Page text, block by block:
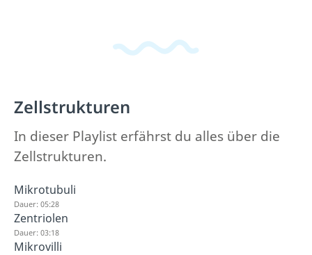
Zellstrukturen
In dieser Playlist erfährst du alles über die
Zellstrukturen.
Mikrotubuli
Dauer: 05:28
Zentriolen
Dauer: 03:18
Mikrovilli